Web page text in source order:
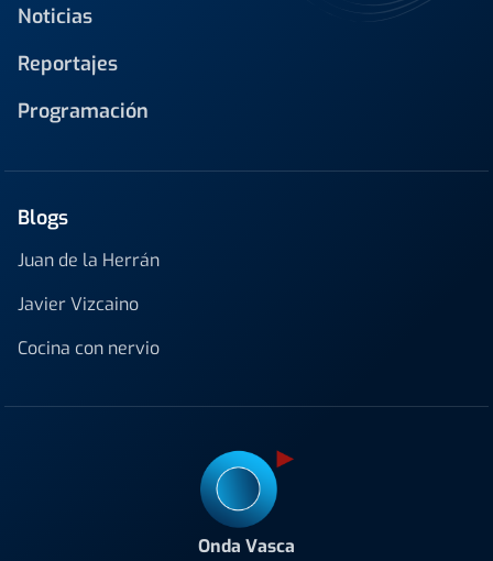
Noticias
Reportajes
Programación
Blogs
Juan de la Herrán
Javier Vizcaino
Cocina con nervio
Onda Vasca